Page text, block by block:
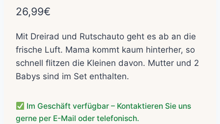
26,99€
Mit Dreirad und Rutschauto geht es ab an die
frische Luft. Mama kommt kaum hinterher, so
schnell flitzen die Kleinen davon. Mutter und 2
Babys sind im Set enthalten.
Im Geschäft verfügbar – Kontaktieren Sie uns
gerne per E-Mail oder telefonisch.